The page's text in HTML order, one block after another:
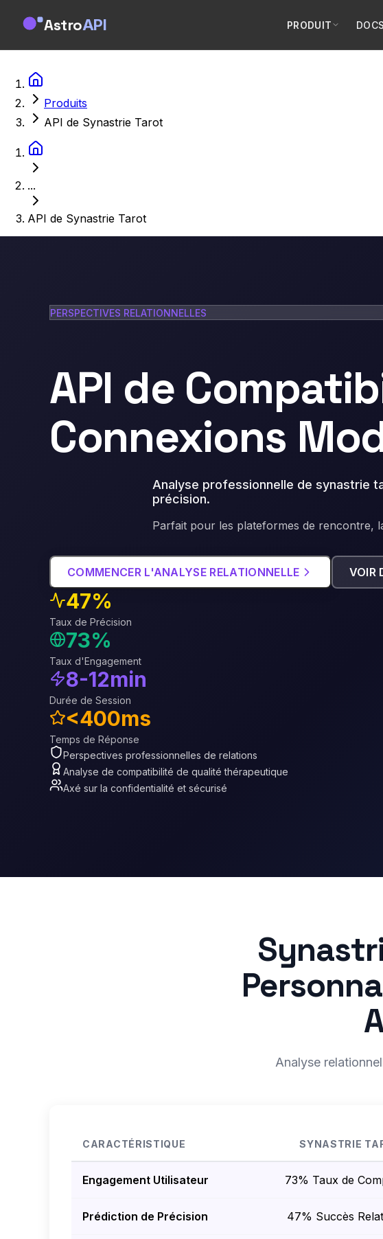
AstroAPI PRODUIT
Produits
API de Synastrie Tarot
...
API de Synastrie Tarot
PERSPECTIVES RELATIONNELLES
API de
Connexions
Analyse professionnelle de synastrie
précision.
Parfait pour les plateformes de rencontre,
COMMENCER L'ANALYSE RELATIONNELLE VOIR
47%
Taux de Précision
73%
Taux d'Engagement
8-12min
Durée de Session
<400ms
Temps de Réponse
Perspectives professionnelles de relations
Analyse de compatibilité de qualité thérapeutique
Axé sur la confidentialité et sécurisé
Analyse
CARACTÉRISTIQUE SYNASTRIE
Engagement Utilisateur 73% Taux de
Prédiction de Précision 47% Succès